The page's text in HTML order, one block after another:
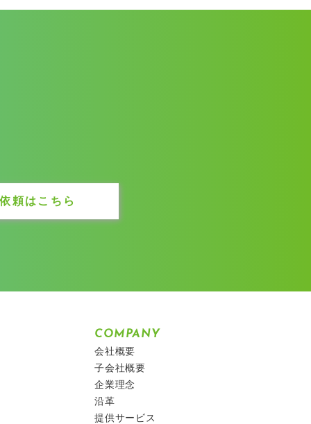
頼はこちら
COMPANY
会社概要
子会社概要
企業理念
沿革
提供サービス